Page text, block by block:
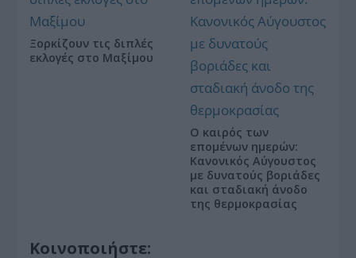
Ξορκίζουν τις διπλές
εκλογές στο Μαξίμου
Ο καιρός των
επομένων ημερών:
Κανονικός Αύγουστος
με δυνατούς βοριάδες
και σταδιακή άνοδο
της θερμοκρασίας
Κοινοποιήστε: